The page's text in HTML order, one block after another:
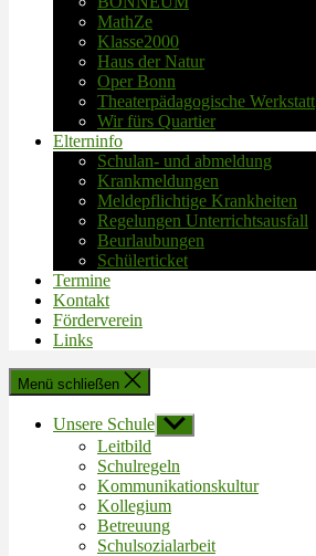
MathZe
Klasse2000
Haus der Natur
Oper Bonn
Theaterpädagogische Werkstatt
Wir fürs Quartier
Elterninfo
Schulan- und abmeldung
Krankmeldungen
Meldepflichtige Krankheiten
Regelungen Unterrichtsausfall
Beurlaubungen
Schülerticket
Termine
Kontakt
Förderverein
Links
Menü schließen
Unsere Schule Untermenü
anzeigen
Leitbild
Schulregeln
Kommunikationskultur
Kollegium
Betreuung
Schulsozialarbeit